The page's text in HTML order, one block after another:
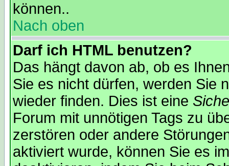
können..
Nach oben
Darf ich HTML benutzen?
Das hängt davon ab, ob es
Sie es nicht dürfen, werden Sie
wieder finden. Dies ist eine
Forum mit unnötigen Tags zu
zerstören oder andere
aktiviert wurde, können Sie es